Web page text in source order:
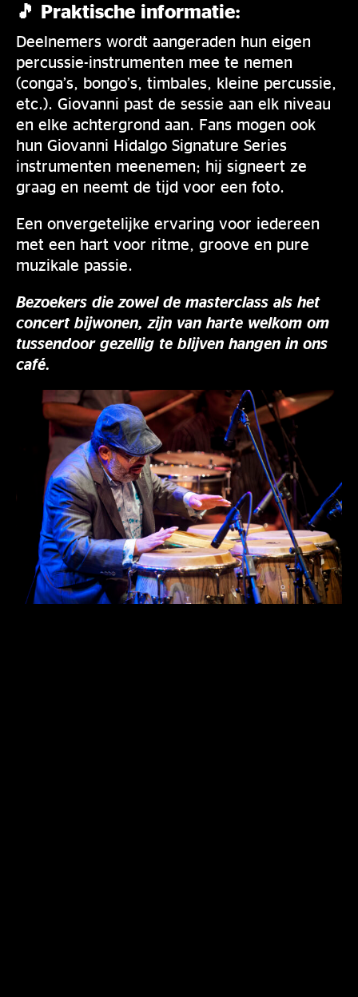
🎵 Praktische informatie:
Deelnemers wordt aangeraden hun eigen
percussie-instrumenten mee te nemen
(conga’s, bongo’s, timbales, kleine percussie,
etc.). Giovanni past de sessie aan elk niveau
en elke achtergrond aan. Fans mogen ook
hun Giovanni Hidalgo Signature Series
instrumenten meenemen; hij signeert ze
graag en neemt de tijd voor een foto.
Een onvergetelijke ervaring voor iedereen
met een hart voor ritme, groove en pure
muzikale passie.
Bezoekers die zowel de masterclass als het
concert bijwonen, zijn van harte welkom om
tussendoor gezellig te blijven hangen in ons
café.